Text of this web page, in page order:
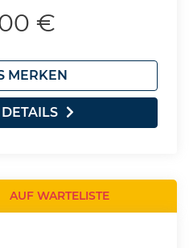
€
MERKEN
AUF WARTELISTE